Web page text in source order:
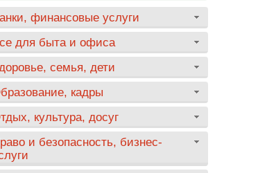
финансовые услуги
для быта и офиса
семья, дети
кадры
культура, досуг
и безопасность, бизнес-